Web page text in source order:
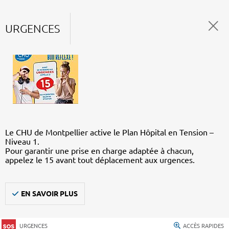
URGENCES
Le CHU de Montpellier active le Plan Hôpital en Tension –
Niveau 1.
Pour garantir une prise en charge adaptée à chacun,
appelez le 15 avant tout déplacement aux urgences.
EN SAVOIR PLUS
URGENCES ACCÈS RAPIDES